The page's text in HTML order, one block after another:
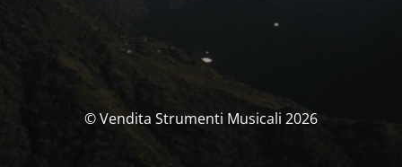
© Vendita Strumenti Musicali 2026